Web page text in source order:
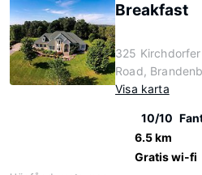
Breakfast
325 Kirchdorfer
Road,
Visa karta
10/10
6.5 km
Gratis wi-fi